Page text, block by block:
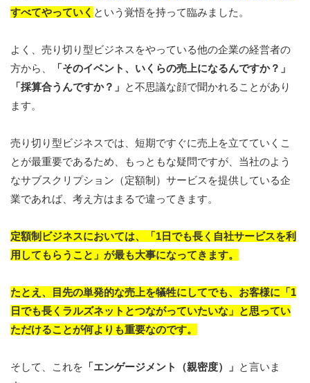
すべてやっていく という覚悟を持って臨みました。
よく、売り切り型ビジネスをやっている他の企業の経営者の
方から、
「そのイベント、いくらの売上になるんですか？」
「採算合うんですか？」 と不思議な顔で聞かれることがあり
ます。
売り切り型ビジネスでは、短期ですぐに売上を立てていくこ
とが最重要であるため、もっともな疑問ですが、当社のよう
なサブスクリプション（定額制）サービスを提供している企
業であれば、考え方はまるで違ってきます。
定額制ビジネスにおいては、「1日でも長く自社サービスを利
用してもらうこと」が最も大事になってきます。
たとえ、目先の単発的な売上を犠牲にしてでも、お客様に「1
日でも長くラルズネットとつながっていたいな」と思ってい
ただけることが何よりも重要なのです。
そして、これを 「エンゲージメント（親密度）」 と言いま